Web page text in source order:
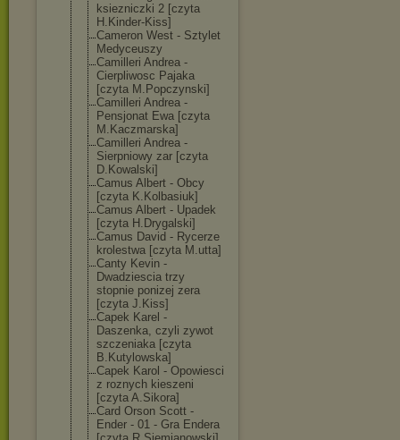
ksiezniczki 2 [czyta
H.Kinder-Kiss]
Cameron West - Sztylet
Medyceuszy
Camilleri Andrea -
Cierpliwosc Pajaka
[czyta M.Popczynski]
Camilleri Andrea -
Pensjonat Ewa [czyta
M.Kaczmarska]
Camilleri Andrea -
Sierpniowy zar [czyta
D.Kowalski]
Camus Albert - Obcy
[czyta K.Kolbasiuk]
Camus Albert - Upadek
[czyta H.Drygalski]
Camus David - Rycerze
krolestwa [czyta M.utta]
Canty Kevin -
Dwadziescia trzy
stopnie ponizej zera
[czyta J.Kiss]
Capek Karel -
Daszenka, czyli zywot
szczeniaka [czyta
B.Kutylowska]
Capek Karol - Opowiesci
z roznych kieszeni
[czyta A.Sikora]
Card Orson Scott -
Ender - 01 - Gra Endera